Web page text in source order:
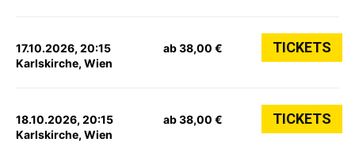
17.10.2026, 20:15
Karlskirche, Wien
ab 38,00 € TICKETS
18.10.2026, 20:15
Karlskirche, Wien
ab 38,00 € TICKETS